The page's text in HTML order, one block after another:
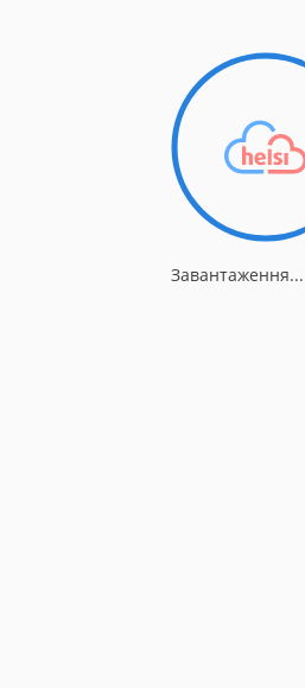
Завантаження...